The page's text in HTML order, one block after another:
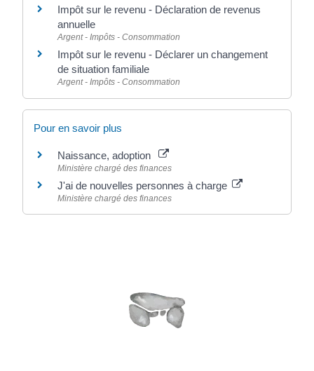
Impôt sur le revenu - Déclaration de revenus
annuelle
Argent - Impôts - Consommation
Impôt sur le revenu - Déclarer un changement
de situation familiale
Argent - Impôts - Consommation
Pour en savoir plus
Naissance, adoption
Ministère chargé des finances
J'ai de nouvelles personnes à charge
Ministère chargé des finances